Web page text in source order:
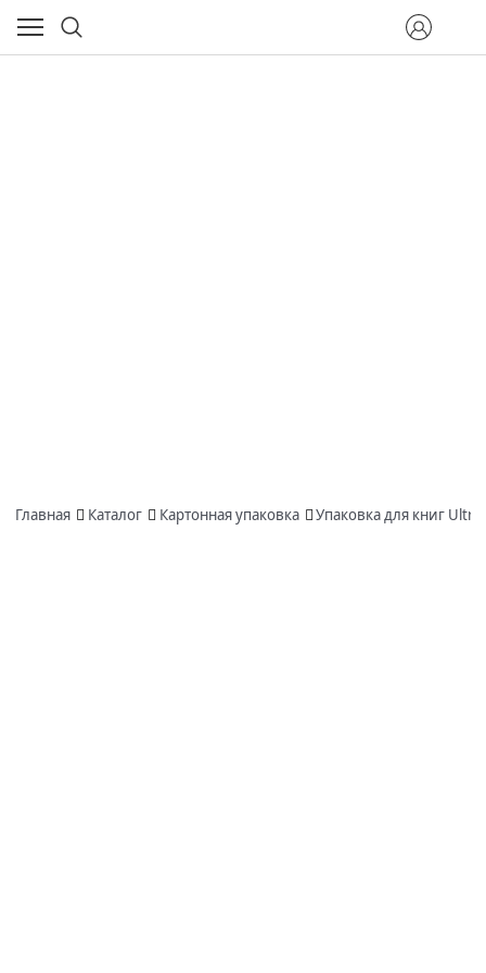
Главная Каталог Картонная упаковка Упаковка для книг